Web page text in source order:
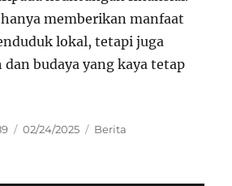
memberikan manfaat
lokal, tetapi juga
dan budaya yang kaya tetap
Posted
02/24/2025 Categories
Berita